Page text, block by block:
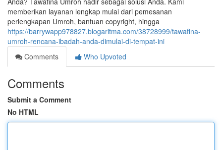
memberikan layanan lengkap mulai dari pemesanan
perlengkapan Umroh, bantuan copyright, hingga
https://barrywapp978827.blogaritma.com/38728999/tawafina-
umroh-rencana-ibadah-anda-dimulai-di-tempat-ini
Comments
Who Upvoted
Comments
Submit a Comment
No HTML